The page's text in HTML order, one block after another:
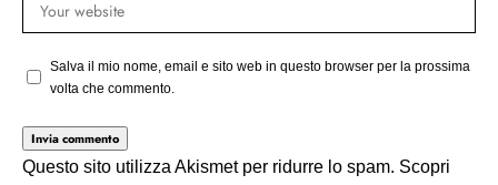
Salva il mio nome, email e sito web in questo browser per la prossima
volta che commento.
Questo sito utilizza Akismet per ridurre lo spam. Scopri